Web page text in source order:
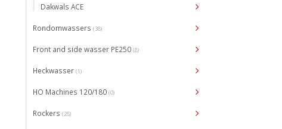
Dakwals ACE
Rondomwassers (38)
Front and side wasser PE250 (8)
Heckwasser (1)
HO Machines 120/180 (0)
Rockers (25)